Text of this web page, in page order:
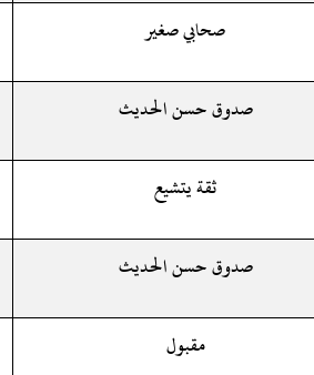
صحابي صغير
صدوق حسن الحديث
ثقة يتشيع
صدوق حسن الحديث
مقبول